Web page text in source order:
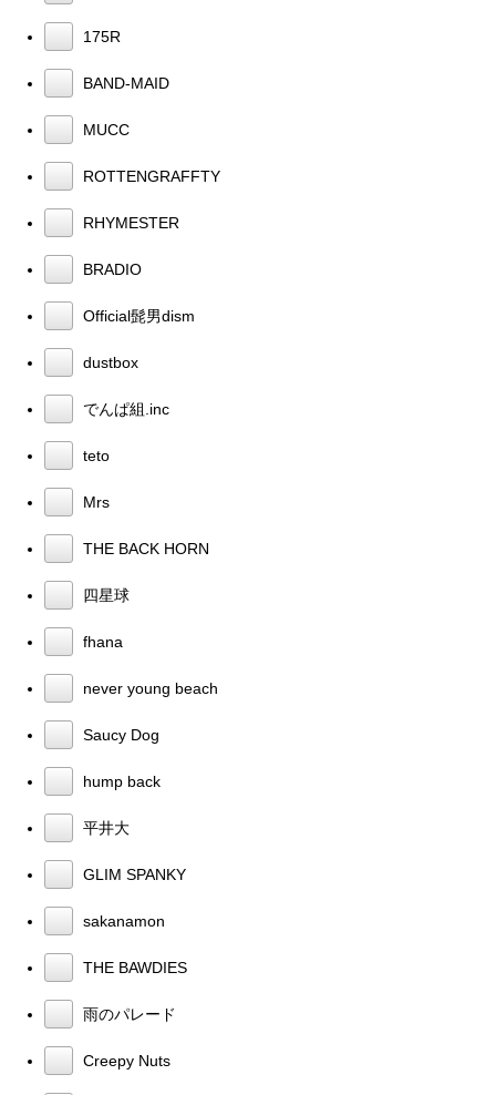
175R
BAND-MAID
MUCC
ROTTENGRAFFTY
RHYMESTER
BRADIO
Official髭男dism
dustbox
でんぱ組.inc
teto
Mrs
THE BACK HORN
四星球
fhana
never young beach
Saucy Dog
hump back
平井大
GLIM SPANKY
sakanamon
THE BAWDIES
雨のパレード
Creepy Nuts